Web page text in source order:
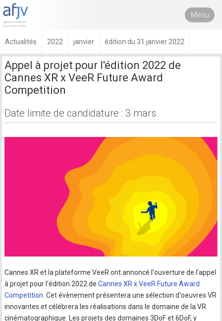
Menu
Actualités 2022 janvier édition du 31 janvier 2022
Appel à projet pour l'édition 2022 de
Cannes XR x VeeR Future Award
Competition
Date limite de candidature : 3 mars
Cannes XR et la plateforme VeeR ont annoncé l'ouverture de l'appel
à projet pour l'édition 2022 deCannes XR x VeeR Future Award
Competition. Cet évènement présentera une sélection d'oeuvres VR
innovantes et célébrera les réalisations dans le domaine de la VR
cinématographique. Les projets des domaines 3DoF et 6DoF, y